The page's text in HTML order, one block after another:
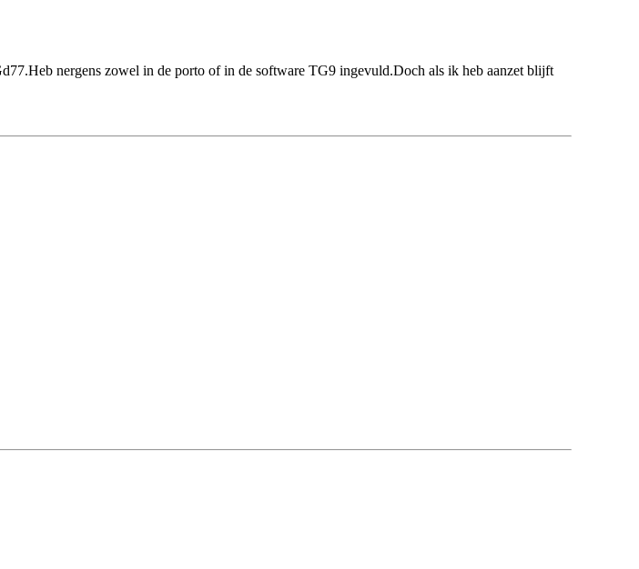
nergens zowel in de porto of in de software TG9 ingevuld.Doch als ik heb aanzet blijft